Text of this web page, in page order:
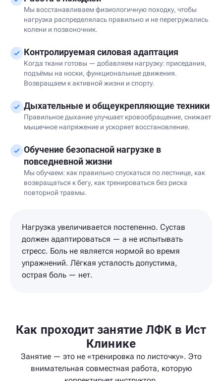
Мы восстанавливаем физиологичную походку, чтобы
нагрузка распределялась правильно и не перегружались
колени и позвоночник.
Контролируемая силовая адаптация
Когда ткани готовы — добавляем нагрузку: приседания,
подъёмы на носки, функциональные движения.
Возвращаем к активной жизни и спорту.
Дыхательные и общеукрепляющие техники
Правильное дыхание улучшает кровообращение, снижает
мышечное напряжение и ускоряет восстановление.
Обучение безопасной нагрузке в
повседневной жизни
Мы обучаем: как правильно спускаться по лестнице, как
возвращаться к бегу, как тренироваться без риска
повторной травмы.
Нагрузка увеличивается постепенно. Сустав
должен адаптироваться — а не испытывать
стресс. Боль не является нормой во время
упражнений. Лёгкая усталость допустима,
острая боль — нет.
Как проходит занятие ЛФК в Ист
Клинике
Занятие — это не «тренировка по листочку». Это
внимательная совместная работа, которую